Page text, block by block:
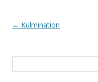
Beitrags-
← Kulmination
u